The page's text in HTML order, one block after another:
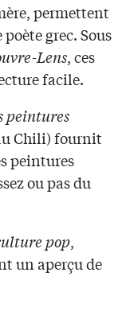
permettent
poète grec. Sous
Lens, ces
facile.
peintures
Chili) fournit
peintures
ou pas du
pop,
un aperçu de